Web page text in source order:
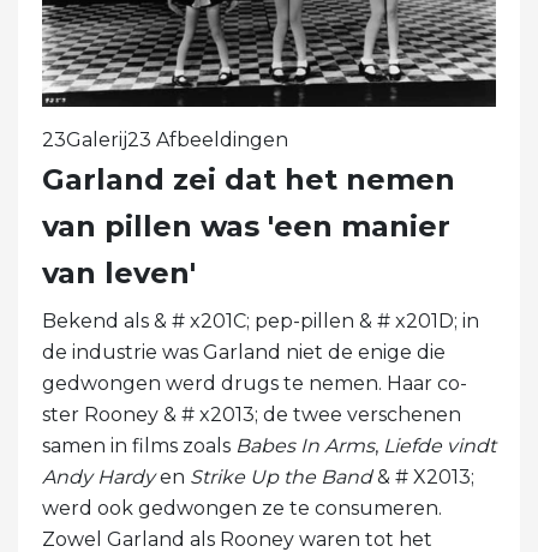
23Galerij23 Afbeeldingen
Garland zei dat het nemen
van pillen was 'een manier
van leven'
Bekend als & # x201C; pep-pillen & # x201D; in
de industrie was Garland niet de enige die
gedwongen werd drugs te nemen. Haar co-
ster Rooney & # x2013; de twee verschenen
samen in films zoals Babes In Arms, Liefde vindt
Andy Hardyen Strike Up the Band& # X2013;
werd ook gedwongen ze te consumeren.
Zowel Garland als Rooney waren tot het